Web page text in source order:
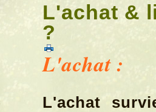
L'achat &
?
L'achat :
L'achat